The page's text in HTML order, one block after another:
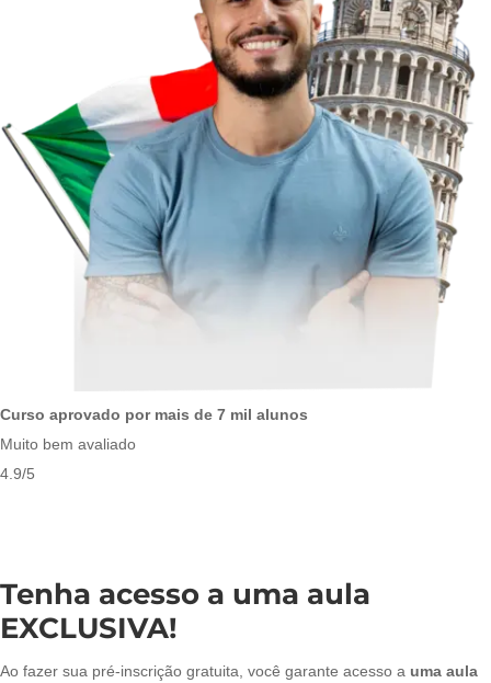
Curso aprovado por mais de 7 mil alunos
Muito bem avaliado
4.9/5
Tenha acesso a uma aula
EXCLUSIVA!​
Ao fazer sua pré-inscrição gratuita, você garante acesso a uma aula